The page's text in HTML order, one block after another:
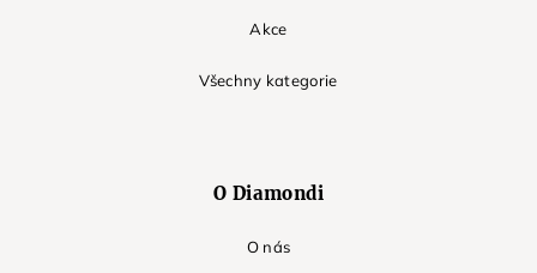
Akce
Všechny kategorie
O Diamondi
O nás